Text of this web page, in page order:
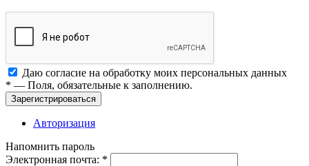
Даю согласие на обработку моих персональных данных
* — Поля, обязательные к заполнению.
Зарегистрироваться
Авторизация
Напомнить пароль
Электронная почта: *